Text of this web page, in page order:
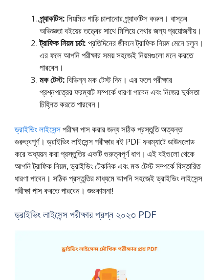
প্র্যাকটিস: নিয়মিত গাড়ি চালানোর প্র্যাকটিস করুন। বাস্তব
অভিজ্ঞতা বইয়ের তত্ত্বের সাথে মিলিয়ে দেখার জন্য প্রয়োজনীয়।
ট্রাফিক নিয়ম চর্চা: প্রতিদিনের জীবনে ট্রাফিক নিয়ম মেনে চলুন।
এর ফলে আপনি পরীক্ষার সময় সহজেই নিয়মগুলো মনে করতে
পারবেন।
মক টেস্ট: বিভিন্ন মক টেস্ট দিন। এর ফলে পরীক্ষার
প্রশ্নপত্রের ফরম্যাট সম্পর্কে ধারণা পাবেন এবং নিজের দুর্বলতা
চিহ্নিত করতে পারবেন।
ড্রাইভিং লাইসেন্সপরীক্ষা পাস করার জন্য সঠিক প্রস্তুতি অত্যন্ত
গুরুত্বপূর্ণ। ড্রাইভিং লাইসেন্স পরীক্ষার বই PDF ফরম্যাটে ডাউনলোড
করে অধ্যয়ন করা প্রস্তুতির একটি গুরুত্বপূর্ণ ধাপ। এই বইগুলো থেকে
আপনি ট্রাফিক নিয়ম, ড্রাইভিং টেকনিক এবং মক টেস্ট সম্পর্কে বিস্তারিত
ধারণা পাবেন। সঠিক প্রস্তুতির মাধ্যমে আপনি সহজেই ড্রাইভিং লাইসেন্স
পরীক্ষা পাস করতে পারবেন। শুভকামনা!
ড্রাইভিং লাইসেন্স পরীক্ষার প্রশ্ন ২০২৩ PDF